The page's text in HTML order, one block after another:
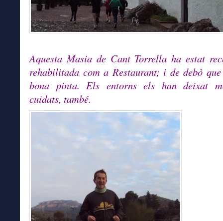
Aquesta Masia de Cant Torrella ha estat
rehabilitada com a Restaurant; i de debò
bona pinta. Els entorns els han deixat
cuidats, també.